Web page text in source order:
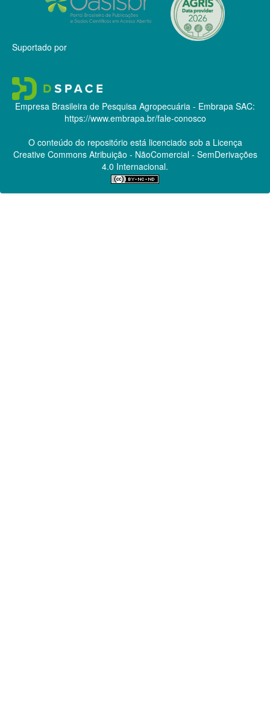
Suportado por
Empresa Brasileira de Pesquisa Agropecuária - Embrapa SAC:
https://www.embrapa.br/fale-conosco
O conteúdo do repositório está licenciado sob a Licença
Creative CommonsAtribuição - NãoComercial - SemDerivações
4.0 Internacional.